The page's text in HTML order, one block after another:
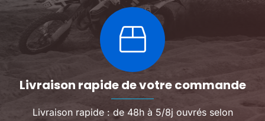
Livraison rapide de votre commande
Livraison rapide : de 48h à 5/8j ouvrés selon